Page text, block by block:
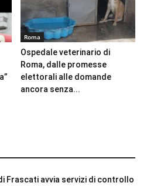
Roma
Ospedale veterinario di
Roma, dalle promesse
elettorali alle domande
ancora senza...
Frascati avvia servizi di controllo